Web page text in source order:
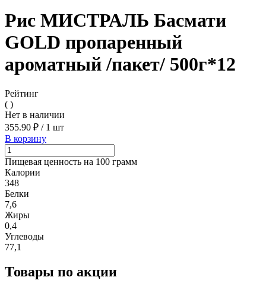
Рис МИСТРАЛЬ Басмати
GOLD пропаренный
ароматный /пакет/ 500г*12
Рейтинг
( )
Нет в наличии
355.90 ₽ /1 шт
В корзину
Пищевая ценность на 100 грамм
Калории
348
Белки
7,6
Жиры
0,4
Углеводы
77,1
Товары по акции